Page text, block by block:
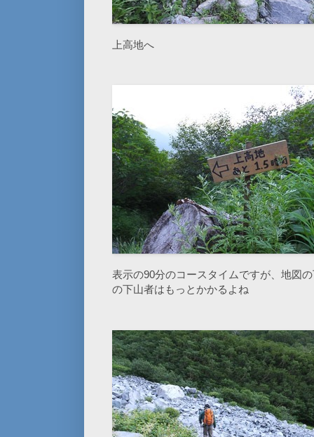
上高地へ
表示の90分のコースタイムですが、地図
の下山者はもっとかかるよね